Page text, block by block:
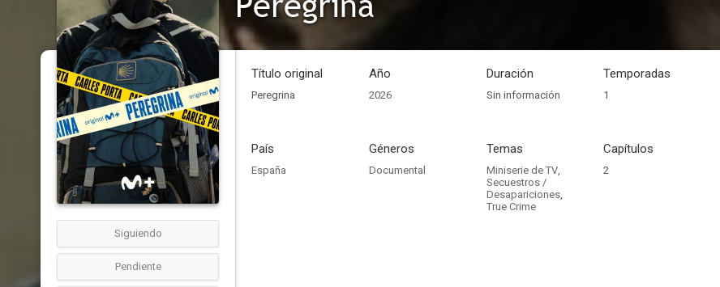
Siguiendo
Pendiente
Título original
Peregrina
Año
2026
Duración
Sin información
Temporadas
1
País
España
Géneros
Documental
Temas
Miniserie de TV,
Secuestros /
Desapariciones,
True Crime
Capítulos
2